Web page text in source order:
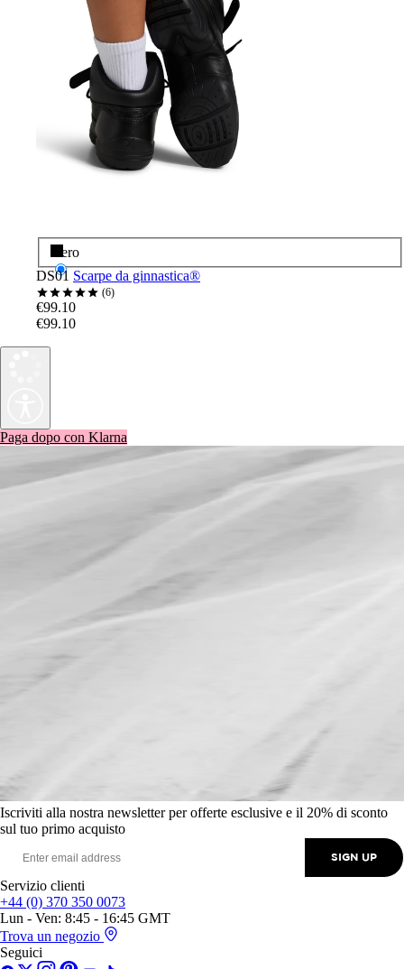
Nero
DS01 Scarpe da ginnastica®
6
€99.10
€99.10
Paga dopo con Klarna
Iscriviti alla nostra newsletter per offerte esclusive e il 20% di sconto
sul tuo primo acquisto
SIGN UP
Servizio clienti
+44 (0) 370 350 0073
Lun - Ven: 8:45 - 16:45 GMT
Trova un negozio
Seguici